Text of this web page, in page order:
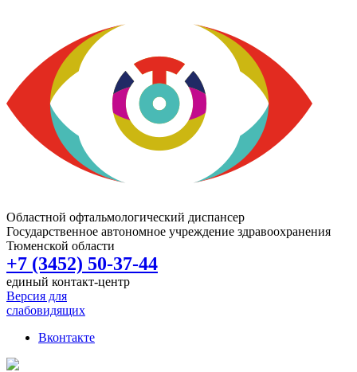
Областной офтальмологический диспансер
Государственное автономное учреждение здравоохранения
Тюменской области
+7 (3452) 50-37-44
единый контакт-центр
Версия для
слабовидящих
Вконтакте